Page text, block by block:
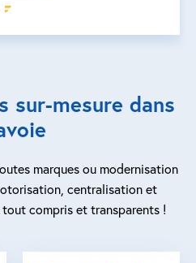
sur-mesure dans
marques ou modernisation
centralisation et
compris et transparents !